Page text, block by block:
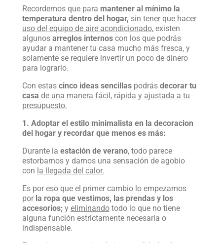
Recordemos que para mantener al mínimo la
temperatura dentro del hogar, sin tener que hacer
uso del equipo de aire acondicionado, existen
algunos arreglos internoscon los que podrás
ayudar a mantener tu casa mucho más fresca, y
solamente se requiere invertir un poco de dinero
para lograrlo.
Con estas cinco ideas sencillaspodrás decorar tu
casa de una manera fácil, rápida y ajustada a tu
presupuesto.
1. Adoptar el estilo minimalista en la decoracion
del hogar y recordar que menos es más:
Durante la estación de verano, todo parece
estorbarnos y darnos una sensación de agobio
con la llegada del calor.
Es por eso que el primer cambio lo empezamos
por la ropa que vestimos, las prendas y los
accesorios; y eliminandotodo lo que no tiene
alguna función estrictamente necesaria o
indispensable.